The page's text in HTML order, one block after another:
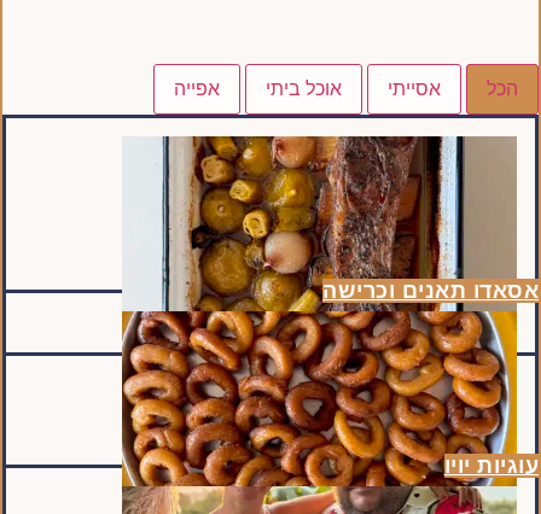
הכל אסייתי אוכל ביתי אפייה
אסאדו תאנים וכרישה
עוגיות יויו